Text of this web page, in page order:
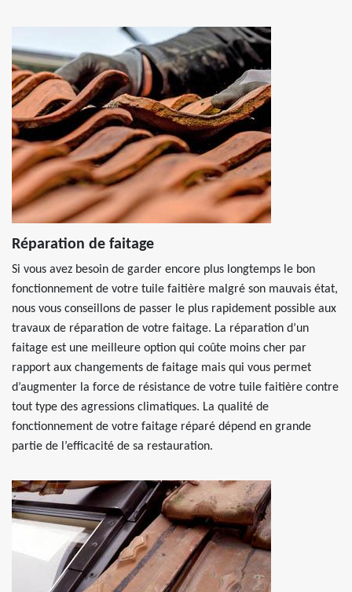
Réparation de faitage
Si vous avez besoin de garder encore plus longtemps le bon
fonctionnement de votre tuile faitière malgré son mauvais état,
nous vous conseillons de passer le plus rapidement possible aux
travaux de réparation de votre faitage. La réparation d’un
faitage est une meilleure option qui coûte moins cher par
rapport aux changements de faitage mais qui vous permet
d’augmenter la force de résistance de votre tuile faitière contre
tout type des agressions climatiques. La qualité de
fonctionnement de votre faitage réparé dépend en grande
partie de l’efficacité de sa restauration.